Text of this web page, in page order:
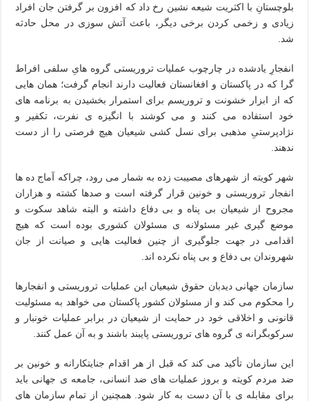
بلوچستانِ با اکثریت شیعه نشین رخ داد که افزون بر گرفتن جان افراد
زیادی و زخمی کردن برخی دیگر، باعث آتش سوزی در محل حادثه
شد.
انفجارِ یادشده در چارچوب عملیات تروریستی گروه هایِ سلفی افراط
گرا که در پاکستان و افغانستان فعالیت دارند انجام گرفت؛ همان هایی
که از ابزار خشونت و تروریسم برای استمرار بخشیدن به برنامه های
خود استفاده می کنند و می کوشند با انگیزه ی نفرت، تکفیر و
نژادپرستیِ مذهبی برای نسل کشی شیعیان هیچ فرصتی را از دست
ندهند.
شهر کویته از شهرهای مصیبت زده به شمار می رود، چراکه آماج ده ها
انفجار تروریستی و خونین قرار گرفته است و صدها کشته و هزاران
مجروح از شیعیان بی پناه و بی دفاع داشته و البته شاهد سکوت و
موضع گیری غیر مسئولانه ی مسئولان کشوری بوده است که هیچ
اقدامی در جهت جلوگیری از چنین فعالیت هایی و صیانت از جان
شهروندان بی دفاع و بی پناه نکرده اند.
سازمان جهانی دیدبان حقوق شیعیان این عملیات تروریستی و انفجارها
را محکوم می کند و از مسئولان کشور پاکستان می خواهد به مسئولیت
قانونی و اخلاقی خود در حمایت از شیعیان در برابر عملیات خونبار و
سرکوبگرانه ی گروه های تروریستی پایبند باشند و به آن عمل کنند.
این سازمان تأکید می کند که قبل از هر اقدام جنایتکارانه و خونین بر
ضد مردم کویته و بروز عملیات های ضد انسانی، جامعه ی جهانی باید
برای مقابله ی با آن دست به کار شود. همچنین از تمام سازمان های